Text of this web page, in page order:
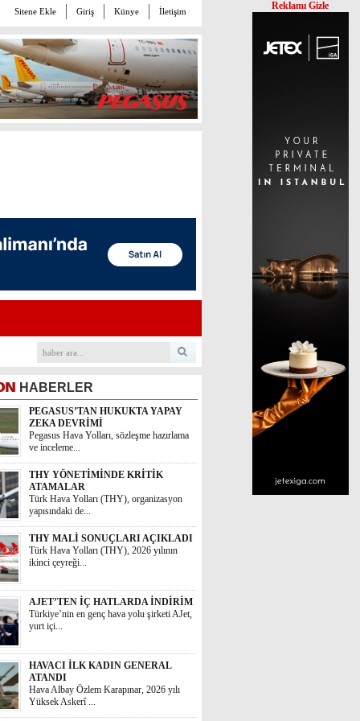
Sitene Ekle Giriş Künye İletişim
HABERLER
PEGASUS’TAN HUKUKTA YAPAY
ZEKA DEVRİMİ
Pegasus Hava Yolları, sözleşme hazırlama
ve inceleme...
THY YÖNETİMİNDE KRİTİK
ATAMALAR
Türk Hava Yolları (THY), organizasyon
yapısındaki de...
THY MALİ SONUÇLARI AÇIKLADI
Türk Hava Yolları (THY), 2026 yılının
ikinci çeyreği...
AJET’TEN İÇ HATLARDA İNDİRİM
Türkiye’nin en genç hava yolu şirketi AJet,
yurt içi...
HAVACI İLK KADIN GENERAL
ATANDI
Hava Albay Özlem Karapınar, 2026 yılı
Yüksek Askerî ...
Reklamı Gizle